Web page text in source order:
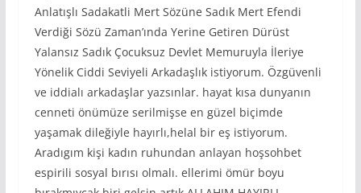
Anlatışlı Sadakatli Mert Sözüne Sadık Mert Efendi
Verdiği Sözü Zaman’ında Yerine Getiren Dürüst
Yalansız Sadık Çocuksuz Devlet Memuruyla İleriye
Yönelik Ciddi Seviyeli Arkadaşlık istiyorum. Özgüvenli
ve iddialı arkadaşlar yazsınlar. hayat kısa dunyanın
cenneti önümüze serilmişse en güzel biçimde
yaşamak dileğiyle hayırlı,helal bir eş istiyorum.
Aradıgım kişi kadın ruhundan anlayan hoşsohbet
espirili sosyal bırısı olmalı. ellerimi ömür boyu